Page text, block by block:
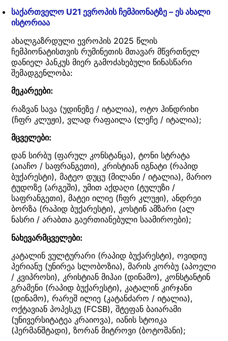
საქართველო U21 ევროპის ჩემპიონატზე – ეს ახალი
ისტორიაა
ახალგაზრდული ევროპის 2025 წლის
ჩემპიონატისთვის რუმინეთის მთავარ მწვრთნელ
დანიელ პანკუს მიერ გამოძახებული წინასწარი
შემადგენლობა:
მეკარეები:
რაზვან სავა (უდინეზე / იტალია), ოტო ჰინდრიხი
(ჩფრ კლუჟი), ვლად რაფაილა (ლეჩე / იტალია);
მცველები:
დან სირბუ (ფარულ კონსტანცა), ტონი სტრატა
(აიაჩო / საფრანგეთი), კრისტიან იგნატი (რაპიდ
ბუქარესტი), მატეო დუცუ (მილანი / იტალია), მარიო
ტუდოზე (არგეში), უმით აქდაღი (ტულუზი /
საფრანგეთი), მატეი ილიე (ჩფრ კლუჟი), ანდრეი
ბორზა (რაპიდ ბუქარესტი), კოსტინ ამზარი (ალ
ნასრი / არაბთა გაერთიანებული საამიროები);
ნახევარმცველები:
კატალინ ვულტურარი (რაპიდ ბუქარესტი), ოვიდიუ
პერიანუ (უნირეა სლობოზია), მარის კორბუ (აპოელი
/ კვიპროსი), კრისტიან მიჰაი (დინამო), კონსტანტინ
გრამენი (რაპიდ ბუქარესტი), კატალინ კირჯანი
(დინამო), რარეშ ილიე (კატანძარო / იტალია),
ოქტავიან პოპესკუ (FCSB), შტეფან ბაიარამი
(უნივერსიტატეა კრაიოვა), იანის სტოიკა
(ჰერმანშტადი), ზორან მიტროვი (ბოტოშანი);